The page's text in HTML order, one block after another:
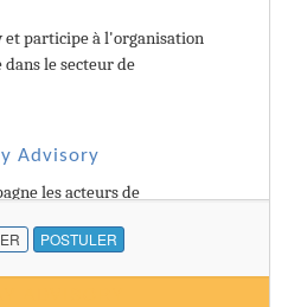
et participe à l'organisation
le secteur de
Advisory
les acteurs de
POSTULER